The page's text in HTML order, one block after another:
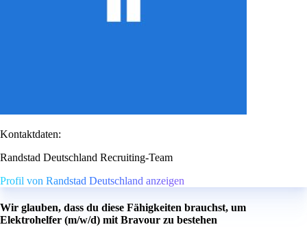
Kontaktdaten:
Randstad Deutschland Recruiting-Team
Profil von Randstad Deutschland anzeigen
Wir glauben, dass du diese Fähigkeiten brauchst, um
Elektrohelfer (m/w/d) mit Bravour zu bestehen